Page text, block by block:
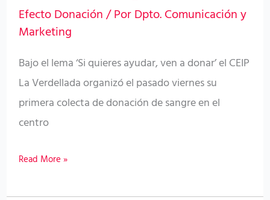
Efecto Donación/ PorDpto. Comunicación y
Marketing
Bajo el lema ‘Si quieres ayudar, ven a donar’ el CEIP
La Verdellada organizó el pasado viernes su
primera colecta de donación de sangre en el
centro
de
Read More »